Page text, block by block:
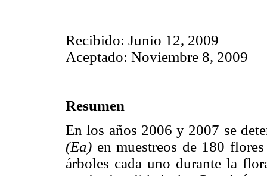
Recibido: Junio 12, 2009
Aceptado: Noviembre 8, 2009
Resumen
En los años 2006 y 2007 se
(Ea) en muestreos de 180
árboles cada uno durante la